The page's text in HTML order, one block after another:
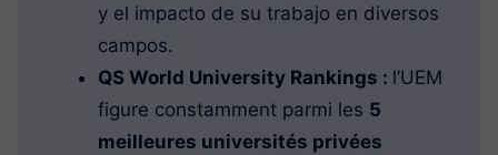
y el impacto de su trabajo en diversos
campos.
QS World University Rankings : l’UEM
figure constamment parmi les 5
meilleures universités privées